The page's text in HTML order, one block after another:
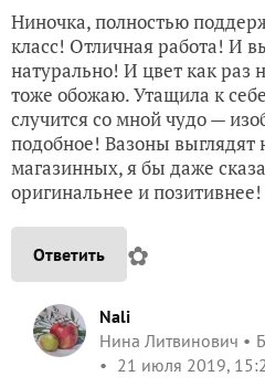
Ниночка, полностью
класс! Отличная работа! И
натурально! И цвет как раз
тоже обожаю. Утащила к
случится со мной чудо —
подобное! Вазоны выглядят
магазинных, я бы даже
оригинальнее и позитивнее!
Ответить ✿
Nali
Нина Литвинович
21 июля 2019,